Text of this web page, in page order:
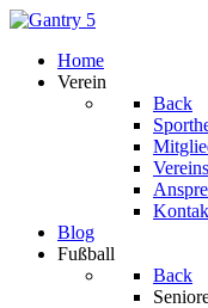
Home
Verein
Back
Blog
Fußball
Back